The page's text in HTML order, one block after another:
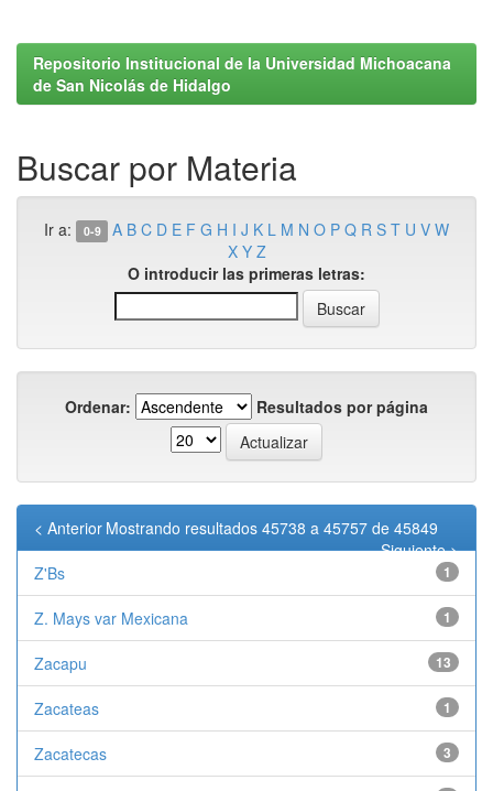
Repositorio Institucional de la Universidad Michoacana
de San Nicolás de Hidalgo
Buscar por Materia
Ir a: 0-9 A B C D E F G H I J K L M N O P Q R S T U V W
X Y Z
O introducir las primeras letras:
Ordenar: Resultados por página
Mostrando resultados 45738 a 45757 de 45849
< Anterior
Siguiente >
Z'Bs
1
Z. Mays var Mexicana 1
Zacapu 13
Zacateas 1
Zacatecas 3